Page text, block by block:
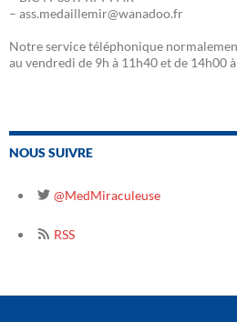
– ass.medaillemir@wanadoo.fr
Notre service téléphonique
au vendredi de 9h à 11h40 et de 14h00
NOUS SUIVRE
@MedMiraculeuse
RSS